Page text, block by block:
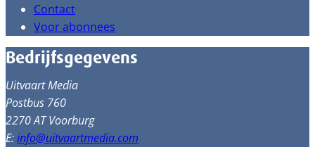
Contact
Voor abonnees
Bedrijfsgegevens
Uitvaart Media
Postbus 760
2270 AT Voorburg
E:info@uitvaartmedia.com